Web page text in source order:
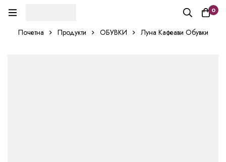
0
Почетна Продукти ОБУВКИ Луна Кафеави Обувки